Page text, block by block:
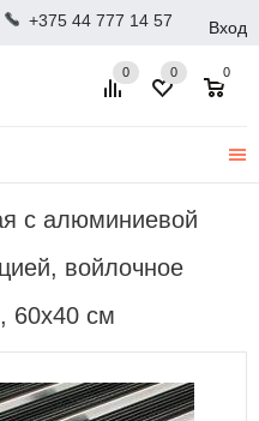
+375 44 777 14 57 Вход
0 0
0
с алюминиевой
войлочное
60х40 см